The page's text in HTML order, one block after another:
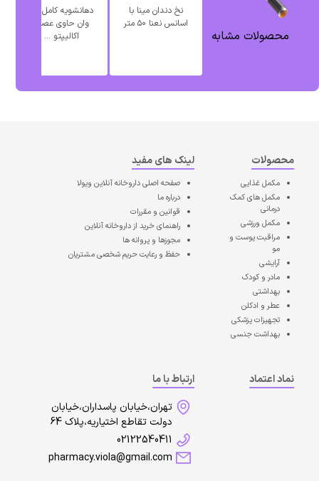
محصولات مشابه
نخ دندان مینا با
اسانس نعنا ۵۰ متر
دهانشویه کامل وی
وان حاوی عصاره
اکالیپتو ...
محصولات
مکمل غذایی
مکمل های کمک
درمانی
مکمل ورزشی
مراقبت پوست و
مو
آرایشی
مادر و کودک
بهداشتی
عطر و ادکلن
تجهیزات پزشکی
بهداشت جنسی
لینک های مفید
صفحه اصلیداروخانه آنلاین ویولا
درباره ما
قوانین و مقررات
راهنمای خرید از داروخانه آنلاین
مجوزها و پروانه ها
حفظ و رعایت حریم شخصی مشتریان
نماد اعتماد
ارتباط با ما
تهران،خیابان پاسداران،خیابان
دولت تقاطع اختیاریه،پلاک 64
02122540411
pharmacy.viola@gmail.com